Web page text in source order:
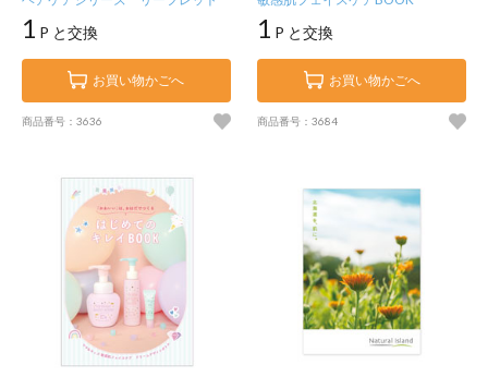
1 P と交換
お買い物かごへ
商品番号：3636
1 P と交換
お買い物かごへ
商品番号：3684